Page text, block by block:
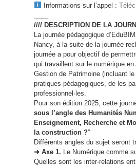
Informations sur l’appel :
//// DESCRIPTION DE LA
La journée pédagogique
Nancy, à la suite de la journée
journée a pour objectif de
qui travaillent sur le numérique
Gestion de Patrimoine (incluant
pratiques pédagogiques, de les
professionnel·les.
Pour son édition 2025, cette
sous l’angle des Humanités
Enseignement, Recherche et
la construction ?”
Différents angles du sujet seront
➜ Axe 1. Le Numérique comme
Quelles sont les inter-relations